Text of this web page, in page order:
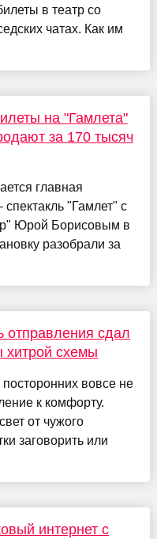
в театр со
чатах. Как им
на "Гамлета"
за 170 тысяч
главная
"Гамлет" с
Юрой Борисовым в
разобрали за
отправления сдал
схемы
вовсе не
к комфорту.
от чужого
заговорить или
интернет с